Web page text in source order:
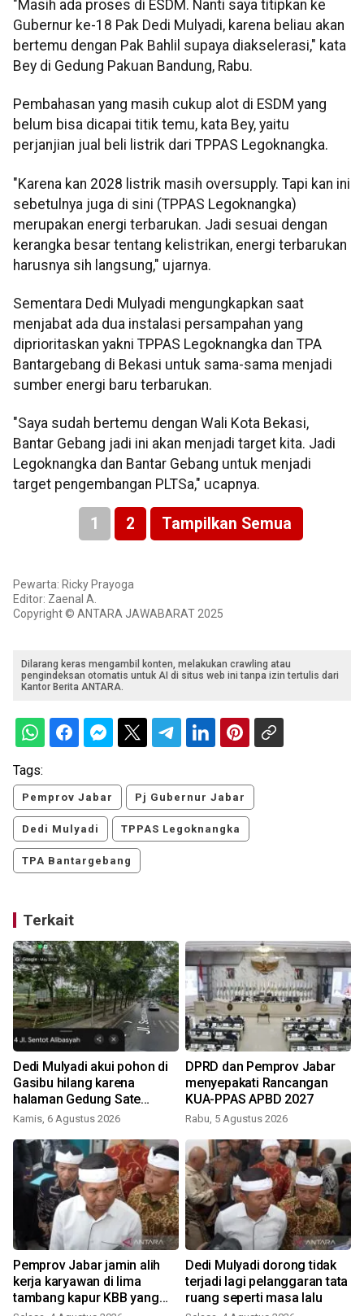
"Masih ada proses di ESDM. Nanti saya titipkan ke
Gubernur ke-18 Pak Dedi Mulyadi, karena beliau akan
bertemu dengan Pak Bahlil supaya diakselerasi," kata
Bey di Gedung Pakuan Bandung, Rabu.
Pembahasan yang masih cukup alot di ESDM yang
belum bisa dicapai titik temu, kata Bey, yaitu
perjanjian jual beli listrik dari TPPAS Legoknangka.
"Karena kan 2028 listrik masih oversupply. Tapi kan ini
sebetulnya juga di sini (TPPAS Legoknangka)
merupakan energi terbarukan. Jadi sesuai dengan
kerangka besar tentang kelistrikan, energi terbarukan
harusnya sih langsung," ujarnya.
Sementara Dedi Mulyadi mengungkapkan saat
menjabat ada dua instalasi persampahan yang
diprioritaskan yakni TPPAS Legoknangka dan TPA
Bantargebang di Bekasi untuk sama-sama menjadi
sumber energi baru terbarukan.
"Saya sudah bertemu dengan Wali Kota Bekasi,
Bantar Gebang jadi ini akan menjadi target kita. Jadi
Legoknangka dan Bantar Gebang untuk menjadi
target pengembangan PLTSa," ucapnya.
1 2 Tampilkan Semua
Pewarta: Ricky Prayoga
Editor: Zaenal A.
Copyright © ANTARA JAWABARAT 2025
Dilarang keras mengambil konten, melakukan crawling atau
pengindeksan otomatis untuk AI di situs web ini tanpa izin tertulis dari
Kantor Berita ANTARA.
Tags:
Pemprov Jabar Pj Gubernur Jabar
Dedi Mulyadi TPPAS Legoknangka
TPA Bantargebang
Terkait
Dedi Mulyadi akui pohon di
Gasibu hilang karena
halaman Gedung Sate
ditata: Pohonnya kecil
Kamis, 6 Agustus 2026
DPRD dan Pemprov Jabar
menyepakati Rancangan
KUA-PPAS APBD 2027
Rabu, 5 Agustus 2026
Pemprov Jabar jamin alih
kerja karyawan di lima
tambang kapur KBB yang
Dedi Mulyadi dorong tidak
terjadi lagi pelanggaran tata
ruang seperti masa lalu